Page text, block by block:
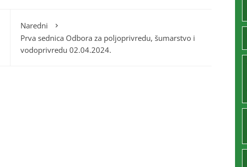
Naredni
Prva sednica Odbora za poljoprivredu, šumarstvo i
vodoprivredu 02.04.2024.